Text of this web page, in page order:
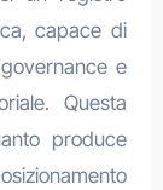
capace di
e
Questa
produce